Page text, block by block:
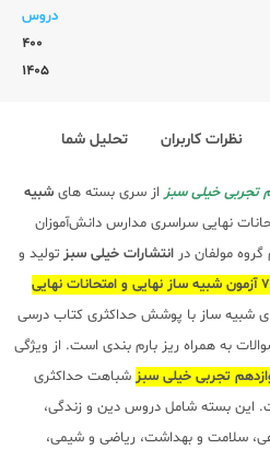
دروس
400
1405
نظرات کاربران تحلیل شما
تجربی خیلی سبز از سری بسته های شبیه
نهایی سراسری مدارس دانش‌آموزان
گروه مولفان در انتشارات خیلی سبز تولید و
شامل 70 آزمون شبیه ساز نهایی و امتحانات نهایی
شبیه ساز با پوشش حداکثری کتاب درسی
به همراه ریز بارم بندی است. از ویژگی
تجربی خیلی سبز شباهت حداکثری
این بسته شامل دروس دین و زندگی،
سلامت و بهداشت، ریاضی و شیمی،